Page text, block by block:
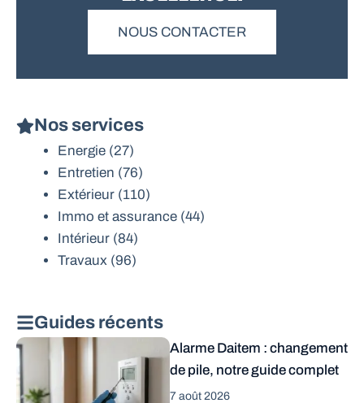
NOUS CONTACTER
Nos services
Energie (27)
Entretien (76)
Extérieur (110)
Immo et assurance (44)
Intérieur (84)
Travaux (96)
Guides récents
Alarme Daitem : changement
de pile, notre guide complet
7 août 2026